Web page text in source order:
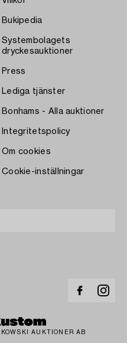
Bukipedia
Systembolagets
dryckesauktioner
Press
Lediga tjänster
Bonhams - Alla auktioner
Integritetspolicy
Om cookies
Cookie-inställningar
AUKTIONER AB